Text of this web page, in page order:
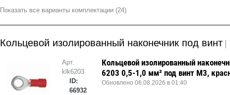
Показать все варианты комплектации (24)
Кольцевой изолированный наконечник под винт
Арт.
klk6203
ID:
66932
Кольцевой изолированный
6203 0,5-1,0 мм² под винт М3,
Обновлено 06.08.2026 в 01:40